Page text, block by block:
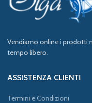
Vendiamo online i prodotti
tempo libero.
ASSISTENZA CLIENTI
Termini e Condizioni